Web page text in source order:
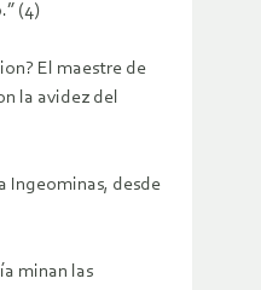
(4)
El maestre de
la avidez del
Ingeominas, desde
minan las